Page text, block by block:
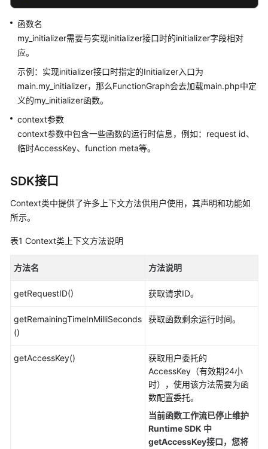
C#
PHP
PHP
函
数
述
PHP
为
函
作
函数名
my_initializer需要与实现initializer接口时的initializer字段相对
应。
示例：实现initializer接口时指定的Initializer入口为
main.my_initializer，那么FunctionGraph会去加载main.php中定
义的my_initializer函数。
context参数
context参数中包含一些函数的运行时信息，例如：request id、
临时AccessKey、function meta等。
SDK接口
Context类中提供了许多上下文方法供用户使用，其声明和功能如
所示。
表1 Context类上下文方法说明
方法名 方法说明
getRequestID() 获取请求ID。
getRemainingTimeInMilliSeconds
()
获取函数剩余运行时间。
getAccessKey()
获取用户委托的
AccessKey（有效期24小
时），使用该方法需要为函
数配置委托。
当前函数工作流已停止维护
Runtime SDK 中
getAccessKey接口，您将